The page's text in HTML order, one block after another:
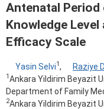
Antenatal
Knowledge
Efficacy Scale
Yasin Selvi1 , Raziye
1 Ankara Yildirim Beyazit
Department of Family
2Ankara Yildirim Beyazit